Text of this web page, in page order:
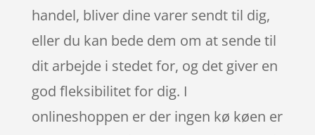
handel, bliver dine varer sendt til dig,
eller du kan bede dem om at sende til
dit arbejde i stedet for, og det giver en
god fleksibilitet for dig. I
onlineshoppen er der ingen kø køen er